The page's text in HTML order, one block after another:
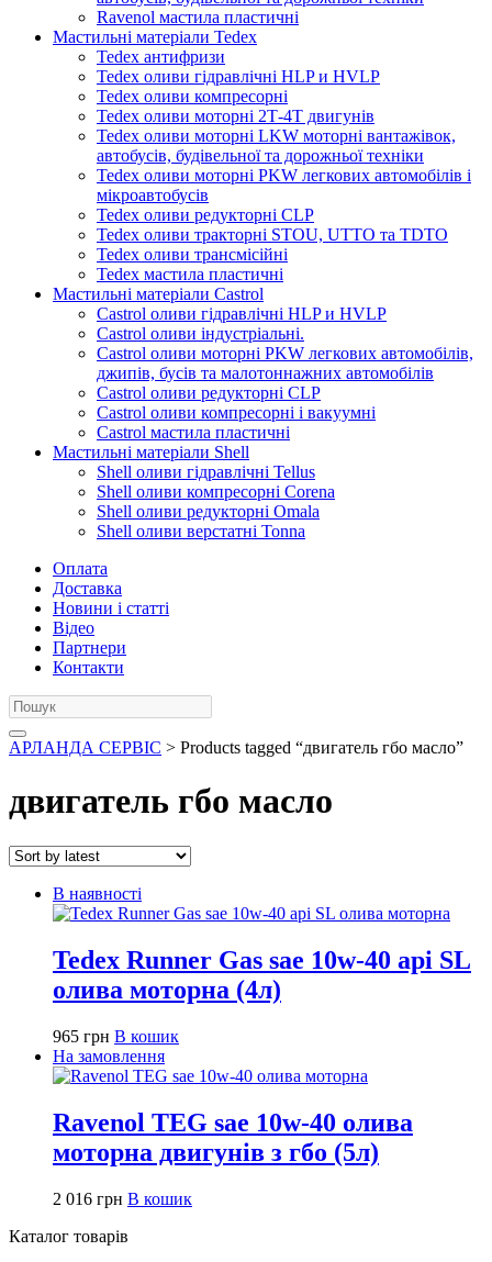
Ravenol мастила пластичні
Мастильні матеріали Tedex
Tedex антифризи
Tedex оливи гідравлічні HLP и HVLP
Tedex оливи компресорні
Tedex оливи моторні 2Т-4Т двигунів
Tedex оливи моторні LKW моторні вантажівок,
автобусів, будівельної та дорожньої техніки
Tedex оливи моторні PKW легкових автомобілів і
мікроавтобусів
Tedex оливи редукторні CLP
Tedex оливи тракторні STOU, UTTO та TDTO
Tedex оливи трансмісійні
Tedex мастила пластичні
Мастильні матеріали Castrol
Castrol оливи гідравлічні HLP и HVLP
Castrol оливи індустріальні.
Castrol оливи моторні PKW легкових автомобілів,
джипів, бусів та малотоннажних автомобілів
Castrol оливи редукторні CLP
Castrol оливи компресорні і вакуумні
Castrol мастила пластичні
Мастильні матеріали Shell
Shell оливи гідравлічні Tellus
Shell оливи компресорні Corena
Shell оливи редукторні Omala
Shell оливи верстатні Tonna
Оплата
Доставка
Новини і статті
Відео
Партнери
Контакти
АРЛАНДА СЕРВІС > Products tagged “двигатель гбо масло”
двигатель гбо масло
В наявності
Tedex Runner Gas sae 10w-40 api SL
олива моторна (4л)
965 грн В кошик
На замовлення
Ravenol TEG sae 10w-40 олива
моторна двигунів з гбо (5л)
2 016 грн В кошик
Каталог товарів